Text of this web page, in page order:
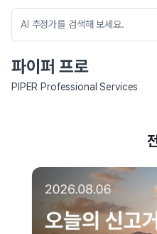
파이퍼 프로
PIPER Professional Services